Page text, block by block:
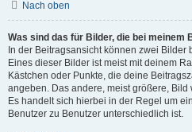
Nach oben
Was sind das für Bilder, die bei meinem
In der Beitragsansicht können zwei
Eines dieser Bilder ist meist mit deinem
Kästchen oder Punkte, die deine
angeben. Das andere, meist größere, Bild
Es handelt sich hierbei in der Regel um
Benutzer zu Benutzer unterschiedlich ist.